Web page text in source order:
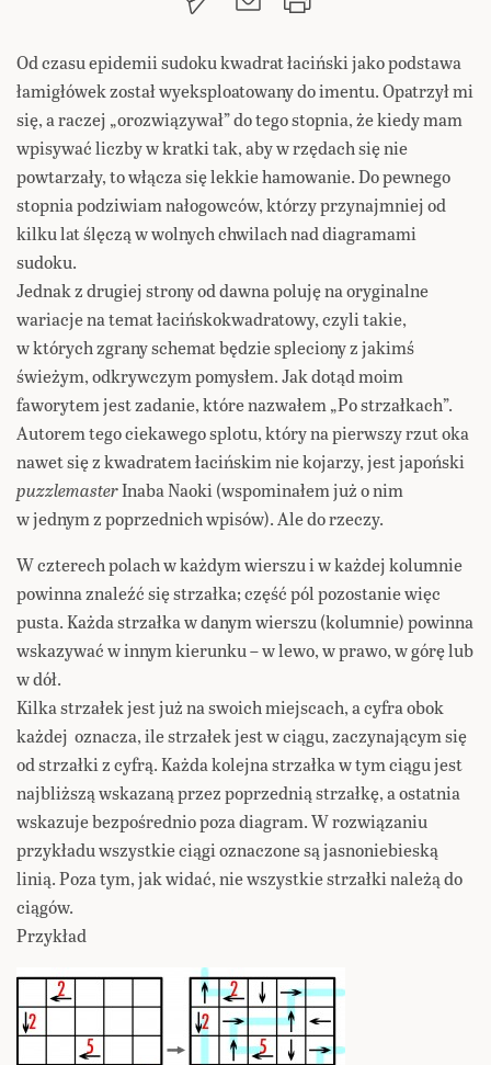
Od czasu epidemii sudoku kwadrat łaciński jako podstawa
łamigłówek został wyeksploatowany do imentu. Opatrzył mi
się, a raczej „orozwiązywał” do tego stopnia, że kiedy mam
wpisywać liczby w kratki tak, aby w rzędach się nie
powtarzały, to włącza się lekkie hamowanie. Do pewnego
stopnia podziwiam nałogowców, którzy przynajmniej od
kilku lat ślęczą w wolnych chwilach nad diagramami
sudoku.
Jednak z drugiej strony od dawna poluję na oryginalne
wariacje na temat łacińskokwadratowy, czyli takie,
w których zgrany schemat będzie spleciony z jakimś
świeżym, odkrywczym pomysłem. Jak dotąd moim
faworytem jest zadanie, które nazwałem „Po strzałkach”.
Autorem tego ciekawego splotu, który na pierwszy rzut oka
nawet się z kwadratem łacińskim nie kojarzy, jest japoński
puzzlemasterInaba Naoki (wspominałem już o nim
w jednym z poprzednich wpisów). Ale do rzeczy.
W czterech polach w każdym wierszu i w każdej kolumnie
powinna znaleźć się strzałka; część pól pozostanie więc
pusta. Każda strzałka w danym wierszu (kolumnie) powinna
wskazywać w innym kierunku – w lewo, w prawo, w górę lub
w dół.
Kilka strzałek jest już na swoich miejscach, a cyfra obok
każdej oznacza, ile strzałek jest w ciągu, zaczynającym się
od strzałki z cyfrą. Każda kolejna strzałka w tym ciągu jest
najbliższą wskazaną przez poprzednią strzałkę, a ostatnia
wskazuje bezpośrednio poza diagram. W rozwiązaniu
przykładu wszystkie ciągi oznaczone są jasnoniebieską
linią. Poza tym, jak widać, nie wszystkie strzałki należą do
ciągów.
Przykład